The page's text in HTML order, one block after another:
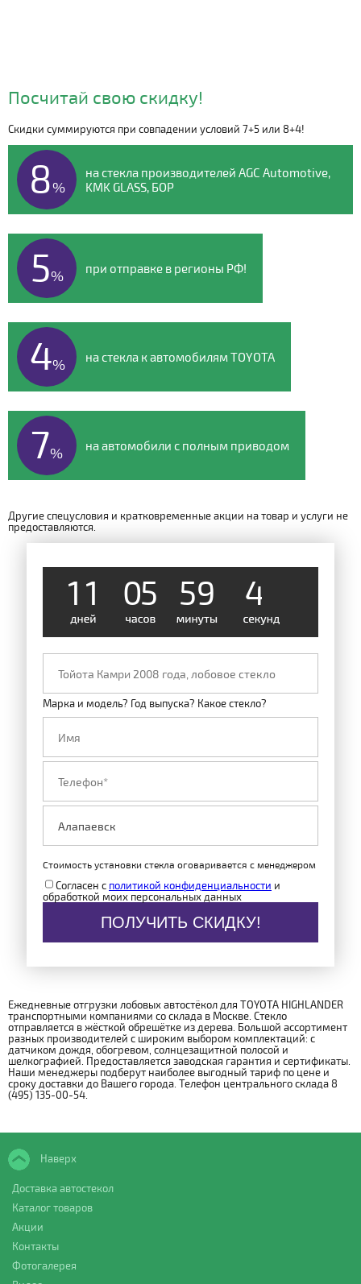
Видео о компании
Посчитай свою скидку!
Скидки суммируются при совпадении условий 7+5 или 8+4!
8%
на стекла производителей AGC Automotive,
KMK GLASS, БОР
5% при отправке в регионы РФ!
4% на стекла к автомобилям TOYOTA
7% на автомобили с полным приводом
Другие спецусловия и кратковременные акции на товар и услуги не
предоставляются.
1 1 05 59
4
8
Марка и модель? Год выпуска? Какое стекло?
Стоимость установки стекла оговаривается с менеджером
Согласен с политикой конфиденциальности и
обработкой моих персональных данных
ПОЛУЧИТЬ СКИДКУ!
Ежедневные отгрузки лобовых автостёкол для TOYOTA HIGHLANDER
транспортными компаниями со склада в Москве. Стекло
отправляется в жёсткой обрешётке из дерева. Большой ассортимент
разных производителей с широким выбором комплектаций: с
датчиком дождя, обогревом, солнцезащитной полосой и
шелкографией. Предоставляется заводская гарантия и сертификаты.
Наши менеджеры подберут наиболее выгодный тариф по цене и
сроку доставки до Вашего города. Телефон центрального склада 8
(495) 135-00-54.
Наверх
Доставка автостекол
Каталог товаров
Акции
Контакты
Фотогалерея